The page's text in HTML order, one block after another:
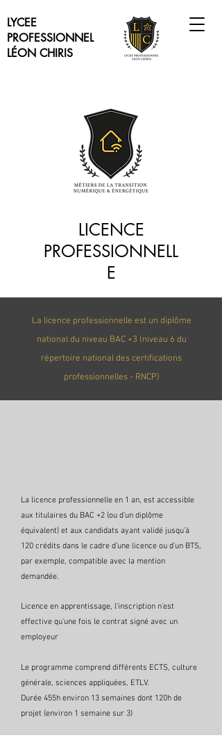
LYCEE
PROFESSIONNEL
LÉON CHIRIS
LICENCE
PROFESSIONNELL
E
La licence professionnelle est un diplôme
national du niveau BAC +3 (niveau 6 du
répertoire national des certifications
professionnelles - RNCP)
La licence professionnelle en 1 an, est accessible
aux titulaires du BAC +2 (ou d’un diplôme
équivalent) et aux candidats ayant validé jusqu’à
120 crédits dans le cadre d’une licence ou d’un BTS,
par exemple, compatible avec la mention
demandée.
Licence en apprentissage, l'inscription n'est
effective qu'une fois le contrat signé avec un
employeur
Le programme comprend différents ECTS, culture
générale, sciences appliquées, ETLV.
Durée 455h environ 13 semaines dont 120h de
projet (environ 1 semaine sur 3)